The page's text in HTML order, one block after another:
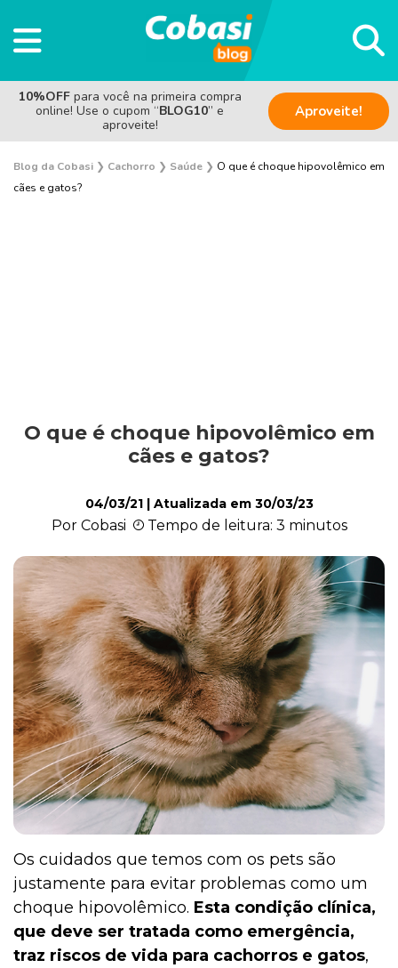
10%OFF para você na primeira compra
online! Use o cupom “BLOG10” e
aproveite!
Aproveite!
Blog da Cobasi ❯ Cachorro ❯ Saúde ❯ O que é choque hipovolêmico em
cães e gatos?
Alimentação
Curiosidades
Filhotes
Higiene
Saúde
O que é choque hipovolêmico em
cães e gatos?
04/03/21| Atualizada em 30/03/23
Por Cobasi Tempo de leitura: 3 minutos
Os cuidados que temos com os pets são
justamente para evitar problemas como um
choque hipovolêmico. Esta condição clínica,
que deve ser tratada como emergência,
traz riscos de vida para cachorros e gatos,